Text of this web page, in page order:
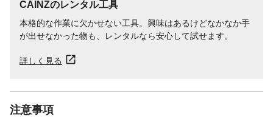
CAINZのレンタル工具
本格的な作業に欠かせない工具。興味はあるけどなかなか手
が出せなかった物も、レンタルなら安心して試せます。
詳しく見る
注意事項